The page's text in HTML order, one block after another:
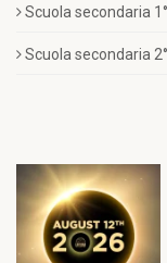
Scuola secondaria
Scuola secondaria